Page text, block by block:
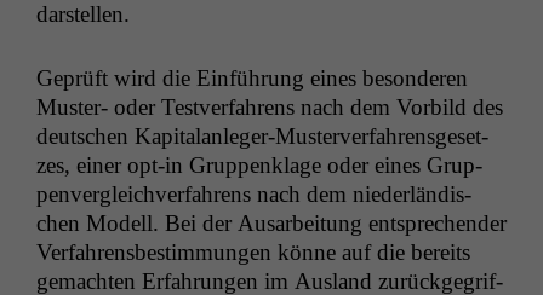
darstellen.
Geprüft wird die Ein­führung eines beson­deren
Muster- oder Testver­fahrens nach dem Vor­bild des
deutschen Kap­i­ta­lan­leger-Muster­ver­fahrens­ge­set­
zes, ein­er opt-in Grup­pen­klage oder eines Grup­
pen­ver­gle­ichver­fahrens nach dem nieder­ländis­
chen Mod­ell. Bei der Ausar­beitung entsprechen­der
Ver­fahrens­bes­tim­mungen könne auf die bere­its
gemacht­en Erfahrun­gen im Aus­land zurück­ge­grif­